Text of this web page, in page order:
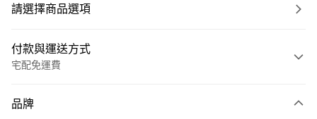
請選擇商品選項
付款與運送方式
宅配免運費
信用卡一次付款
品牌